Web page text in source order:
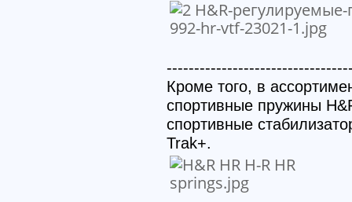
Кроме того, в
спортивные пружины
спортивные
Trak+.